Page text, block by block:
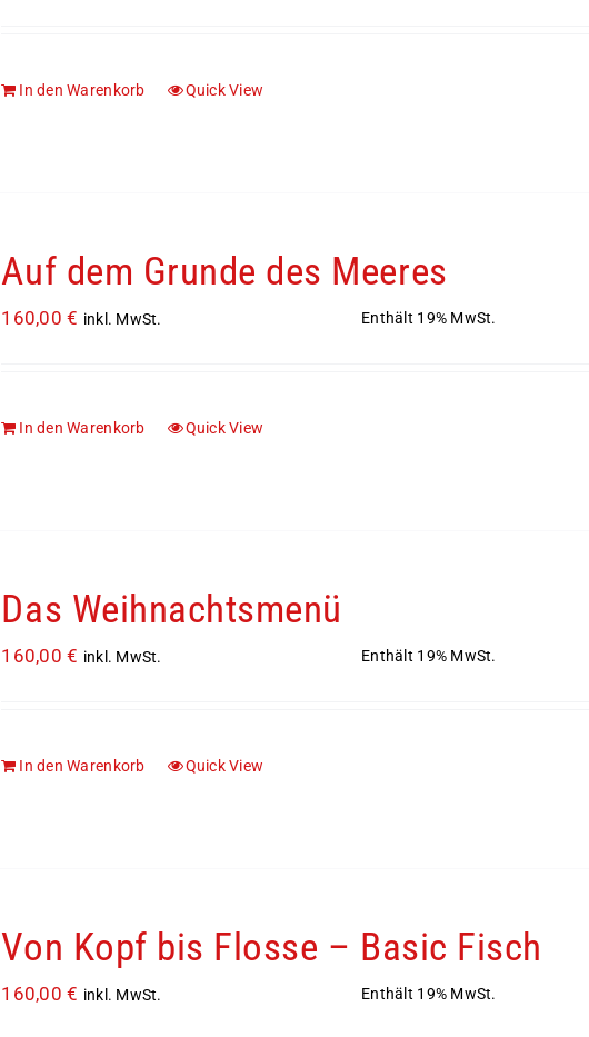
In den Warenkorb Quick View
Auf dem Grunde des Meeres
160,00€ inkl. MwSt. Enthält 19% MwSt.
In den Warenkorb Quick View
Das Weihnachtsmenü
160,00€ inkl. MwSt. Enthält 19% MwSt.
In den Warenkorb Quick View
Von Kopf bis Flosse – Basic Fisch
160,00€ inkl. MwSt. Enthält 19% MwSt.